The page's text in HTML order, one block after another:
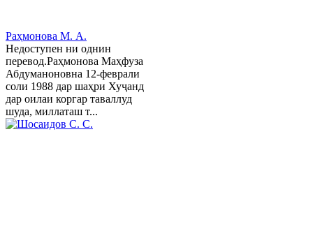
Раҳмонова М. А.
Недоступен ни однин
перевод.Раҳмонова Маҳфуза
Абдуманоновна 12-феврали
соли 1988 дар шаҳри Хуҷанд
дар оилаи коргар таваллуд
шуда, миллаташ т...